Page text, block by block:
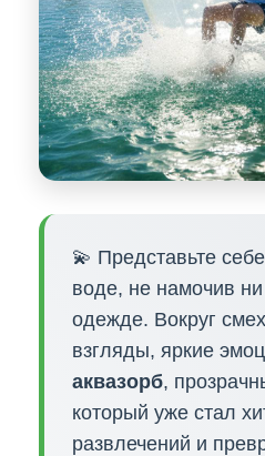
💫 Представьте
воде, не намочив
одежде. Вокруг
взгляды, яркие
аквазорб,
который уже стал
развлечений и